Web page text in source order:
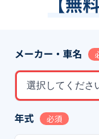
メーカー・車名
選択してくださ
年式 必須